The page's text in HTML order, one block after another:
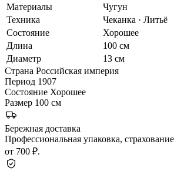
Материалы
Чугун
Техника
Чеканка · Литьё
Состояние
Хорошее
Длина
100 см
Диаметр
13 см
Страна Российская империя
Период 1907
Состояние Хорошее
Размер 100 см
Бережная доставка
Профессиональная упаковка,
от 700 ₽.